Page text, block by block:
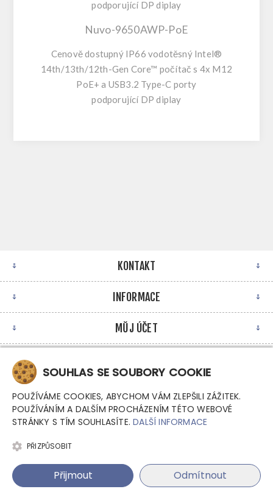
podporující DP diplay
Nuvo-9650AWP-PoE
Cenově dostupný IP66 vodotěsný Intel®
14th/13th/12th-Gen Core™ počítač s 4x M12
PoE+ a USB3.2 Type-C porty
podporující DP diplay
KONTAKT
INFORMACE
MŮJ ÚČET
Všechna práva vyhrazena.
SOUHLAS SE SOUBORY COOKIE
POUŽÍVÁME COOKIES, ABYCHOM VÁM ZLEPŠILI ZÁŽITEK.
POUŽÍVÁNÍM A DALŠÍM PROCHÁZENÍM TÉTO WEBOVÉ
STRÁNKY S TÍM SOUHLASÍTE.DALŠÍ INFORMACE
PŘIZPŮSOBIT
Přijmout Odmítnout